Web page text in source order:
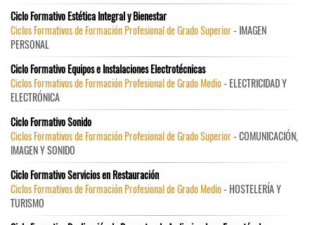
Ciclo Formativo Estética Integral y Bienestar
Ciclos Formativos de Formación Profesional de Grado Superior- IMAGEN
PERSONAL
Ciclo Formativo Equipos e Instalaciones Electrotécnicas
Ciclos Formativos de Formación Profesional de Grado Medio- ELECTRICIDAD Y
ELECTRÓNICA
Ciclo Formativo Sonido
Ciclos Formativos de Formación Profesional de Grado Superior- COMUNICACIÓN,
IMAGEN Y SONIDO
Ciclo Formativo Servicios en Restauración
Ciclos Formativos de Formación Profesional de Grado Medio- HOSTELERÍA Y
TURISMO